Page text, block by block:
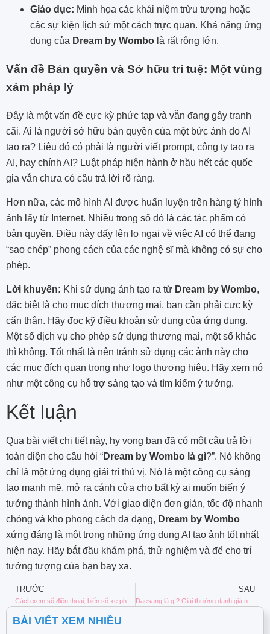
Giáo dục: Minh họa các khái niệm trừu tượng hoặc
các sự kiện lịch sử một cách trực quan. Khả năng ứng
dụng của Dream by Wombo là rất rộng lớn.
Vấn đề Bản quyền và Sở hữu trí tuệ: Một vùng
xám pháp lý
Đây là một vấn đề cực kỳ phức tạp và vẫn đang gây tranh
cãi. Ai là người sở hữu bản quyền của một bức ảnh do AI
tạo ra? Liệu đó có phải là người viết prompt, công ty tạo ra
AI, hay chính AI? Luật pháp hiện hành ở hầu hết các quốc
gia vẫn chưa có câu trả lời rõ ràng.
Hơn nữa, các mô hình AI được huấn luyện trên hàng tỷ hình
ảnh lấy từ Internet. Nhiều trong số đó là các tác phẩm có
bản quyền. Điều này dấy lên lo ngại về việc AI có thể đang
“sao chép” phong cách của các nghệ sĩ mà không có sự cho
phép.
Lời khuyên: Khi sử dụng ảnh tạo ra từ Dream by Wombo,
đặc biệt là cho mục đích thương mại, bạn cần phải cực kỳ
cẩn thận. Hãy đọc kỹ điều khoản sử dụng của ứng dụng.
Một số dịch vụ cho phép sử dụng thương mại, một số khác
thì không. Tốt nhất là nên tránh sử dụng các ảnh này cho
các mục đích quan trọng như logo thương hiệu. Hãy xem nó
như một công cụ hỗ trợ sáng tạo và tìm kiếm ý tưởng.
Kết luận
Qua bài viết chi tiết này, hy vọng bạn đã có một câu trả lời
toàn diện cho câu hỏi “Dream by Wombo là gì?”. Nó không
chỉ là một ứng dụng giải trí thú vị. Nó là một công cụ sáng
tạo mạnh mẽ, mở ra cánh cửa cho bất kỳ ai muốn biến ý
tưởng thành hình ảnh. Với giao diện đơn giản, tốc độ nhanh
chóng và kho phong cách đa dạng, Dream by Wombo
xứng đáng là một trong những ứng dụng AI tạo ảnh tốt nhất
hiện nay. Hãy bắt đầu khám phá, thử nghiệm và để cho trí
tưởng tượng của bạn bay xa.
TRƯỚC SAU
Daesang là gì? Giải thưởng danh giá nhất tại lễ trao giải Hàn Quốc
BÀI VIẾT XEM NHIỀU